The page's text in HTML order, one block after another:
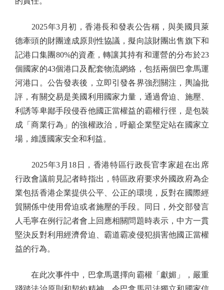
2025年3月初，香港長和發表公告稱，與美國貝萊
德牽頭的財團達成原則性協議，擬向該財團出售旗下和
記港口集團80%的資產，轉讓其持有和運營的分布於23
個國家的43個港口及配套物流網絡，包括兩個巴拿馬運
河港口。公告發表後，立即引發各界強烈關注，輿論批
評，有關交易是美國利用國家力量，通過脅迫、施壓、
利誘等卑鄙手段侵吞他國正當權益的霸權行徑，是包裝
成「商業行為」的強權政治，呼籲企業堅定站在國家立
場，維護國家安全和利益。
2025年3月18日，香港特區行政長官李家超在出席
行政會議前見記者時指出，特區政府要求外國政府為企
業包括香港企業提供公平、公正的環境，反對在國際經
貿關係中使用脅迫或者施壓的手段。同日，外交部發言
人毛寧在例行記者會上回應相關問題時表示，中方一貫
堅決反對利用經濟脅迫、霸道霸凌侵犯損害他國正當權
益的行為。
在此次事件中，巴拿馬選擇向霸權「獻媚」，嚴重